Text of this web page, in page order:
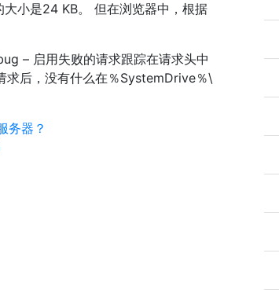
小是24 KB。 但在浏览器中，根据
– 启用失败的请求跟踪在请求头中
求后，没有什么在％SystemDrive％\
务器？